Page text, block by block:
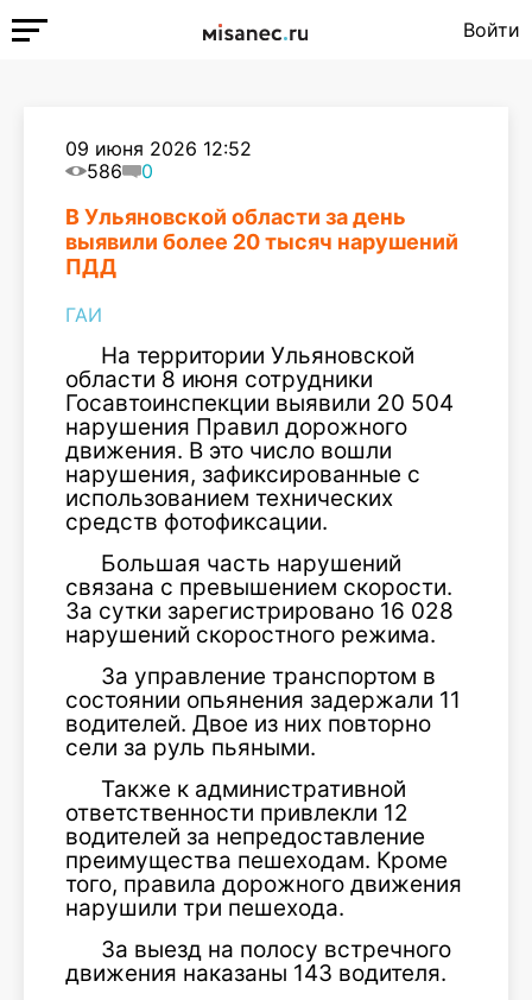
Войти
09 июня 2026 12:52
586
0
В Ульяновской области за день
выявили более 20 тысяч нарушений
ПДД
ГАИ
На территории Ульяновской
области 8 июня сотрудники
Госавтоинспекции выявили 20 504
нарушения Правил дорожного
движения. В это число вошли
нарушения, зафиксированные с
использованием технических
средств фотофиксации.
Большая часть нарушений
связана с превышением скорости.
За сутки зарегистрировано 16 028
нарушений скоростного режима.
За управление транспортом в
состоянии опьянения задержали 11
водителей. Двое из них повторно
сели за руль пьяными.
Также к административной
ответственности привлекли 12
водителей за непредоставление
преимущества пешеходам. Кроме
того, правила дорожного движения
нарушили три пешехода.
За выезд на полосу встречного
движения наказаны 143 водителя.